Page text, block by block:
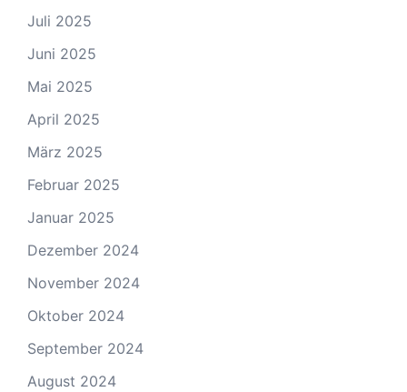
Juli 2025
Juni 2025
Mai 2025
April 2025
März 2025
Februar 2025
Januar 2025
Dezember 2024
November 2024
Oktober 2024
September 2024
August 2024